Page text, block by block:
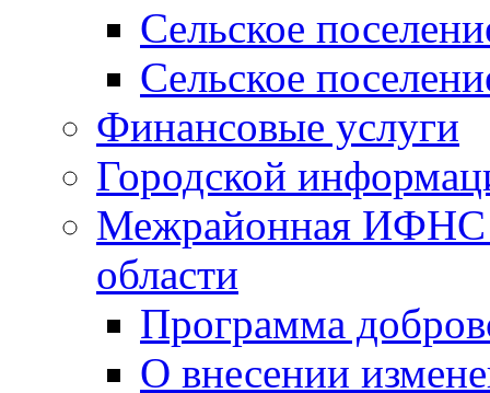
Сельское
Сельское
Финансовые услуги
Городской
Межрайонная ИФНС
области
Программа
О внесении